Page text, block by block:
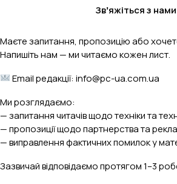
Звʼяжіться з нами
Маєте запитання, пропозицію або
Напишіть нам — ми читаємо кожен лист.
Email редакції: info@pc-ua.com.ua
Ми розглядаємо:
— запитання читачів щодо техніки та
— пропозиції щодо партнерства та
— виправлення фактичних помилок у
Зазвичай відповідаємо протягом 1–3